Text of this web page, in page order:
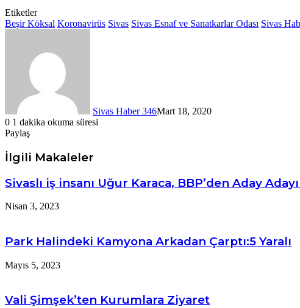
Etiketler
Beşir Köksal Koronavirüs Sivas Sivas Esnaf ve Sanatkarlar Odası Sivas
Sivas Haber 346Mart 18, 2020
0 1 dakika okuma süresi
Paylaş
Posta
ile
paylaş
İlgili Makaleler
Sivaslı iş insanı Uğur Karaca, BBP’den Aday
Nisan 3, 2023
Park Halindeki Kamyona Arkadan Çarptı:5 Yaralı
Mayıs 5, 2023
Vali Şimşek’ten Kurumlara Ziyaret